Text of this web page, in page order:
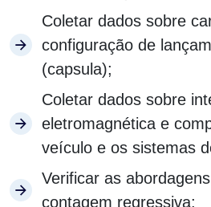
Coletar dados sobre
configuração de
(capsula);
Coletar dados sobre
eletromagnética e
veículo e os sistemas
Verificar as
contagem regressiva;